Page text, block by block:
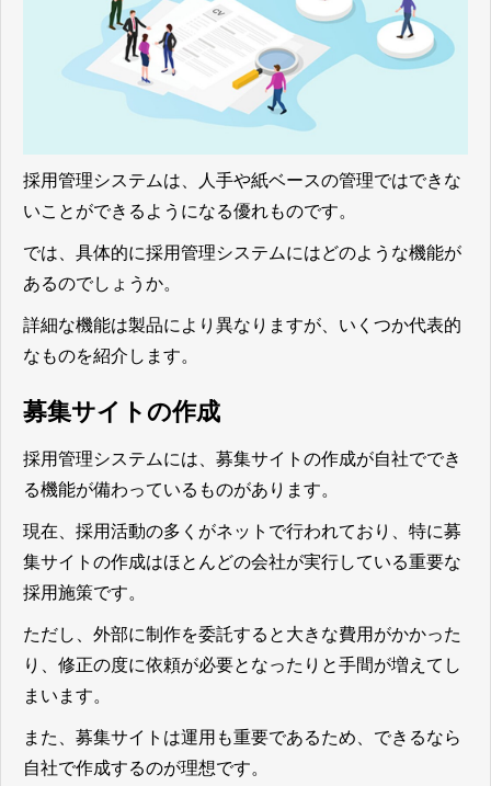
採用管理システムは、人手や紙ベースの管理ではできな
いことができるようになる優れものです。
では、具体的に採用管理システムにはどのような機能が
あるのでしょうか。
詳細な機能は製品により異なりますが、いくつか代表的
なものを紹介します。
募集サイトの作成
採用管理システムには、募集サイトの作成が自社ででき
る機能が備わっているものがあります。
現在、採用活動の多くがネットで行われており、特に募
集サイトの作成はほとんどの会社が実行している重要な
採用施策です。
ただし、外部に制作を委託すると大きな費用がかかった
り、修正の度に依頼が必要となったりと手間が増えてし
まいます。
また、募集サイトは運用も重要であるため、できるなら
自社で作成するのが理想です。